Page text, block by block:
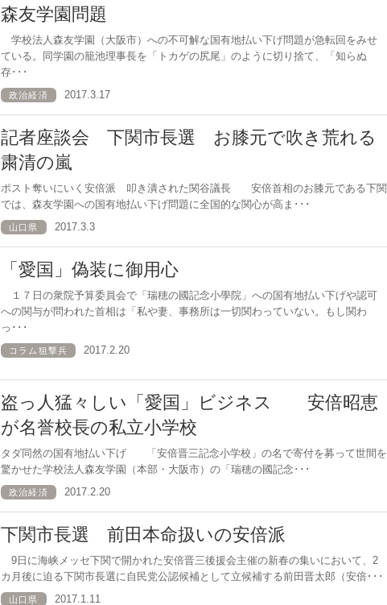
森友学園問題
学校法人森友学園（大阪市）への不可解な国有地払い下げ問題が急転回をみせ
ている。同学園の籠池理事長を「トカゲの尻尾」のように切り捨て、「知らぬ
存･･･
政治経済 2017.3.17
記者座談会 下関市長選 お膝元で吹き荒れる
粛清の嵐
ポスト奪いにいく安倍派 叩き潰された関谷議長 安倍首相のお膝元である下関
では、森友学園への国有地払い下げ問題に全国的な関心が高ま･･･
山口県 2017.3.3
「愛国」偽装に御用心
１７日の衆院予算委員会で「瑞穂の國記念小學院」への国有地払い下げや認可
への関与が問われた首相は「私や妻、事務所は一切関わっていない。もし関わ
っ･･･
コラム狙撃兵 2017.2.20
盗っ人猛々しい「愛国」ビジネス 安倍昭恵
が名誉校長の私立小学校
タダ同然の国有地払い下げ 「安倍晋三記念小学校」の名で寄付を募って世間を
驚かせた学校法人森友学園（本部・大阪市）の「瑞穂の國記念･･･
政治経済 2017.2.20
下関市長選 前田本命扱いの安倍派
9日に海峡メッセ下関で開かれた安倍晋三後援会主催の新春の集いにおいて、2
カ月後に迫る下関市長選に自民党公認候補として立候補する前田晋太郎（安倍･･･
山口県 2017.1.11